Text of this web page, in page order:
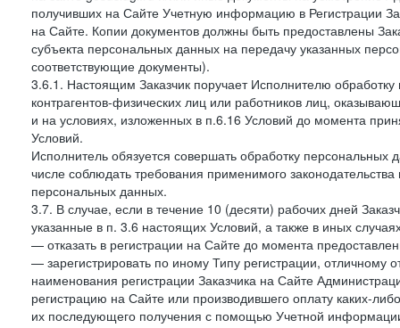
получивших на Сайте Учетную информацию в Регистрации
на Сайте. Копии документов должны быть предоставлены
субъекта персональных данных на передачу указанных
соответствующие документы).
3.6.1. Настоящим Заказчик поручает Исполнителю
контрагентов-физических лиц или работников лиц,
и на условиях, изложенных в п.6.16 Условий до момента
Условий.
Исполнитель обязуется совершать обработку
числе соблюдать требования применимого
персональных данных.
3.7. В случае, если в течение 10 (десяти) рабочих дней
указанные в п. 3.6 настоящих Условий, а также в иных
— отказать в регистрации на Сайте до момента
— зарегистрировать по иному Типу регистрации, отличному
наименования регистрации Заказчика на Сайте
регистрацию на Сайте или производившего оплату каких-
их последующего получения с помощью Учетной